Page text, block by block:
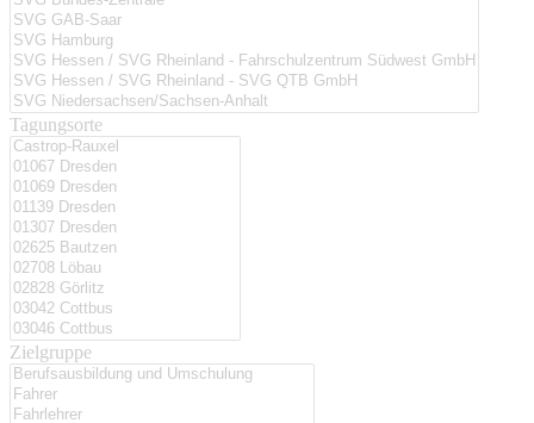
Tagungsorte
Zielgruppe